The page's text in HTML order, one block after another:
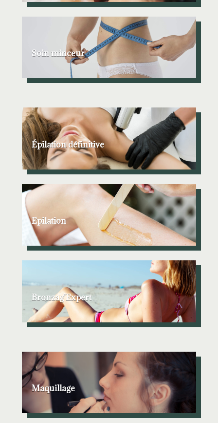
Soin minceur
Épilation définitive
Epilation
Bronzag’Expert
Maquillage